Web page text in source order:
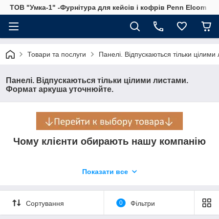
ТОВ "Умка-1" -Фурнітура для кейсів і кофрів Penn Elcom
Товари та послуги Панелі. Відпускаються тільки
Панелі. Відпускаються тільки цілими листами.
Формат аркуша уточнюйте.
Чому клієнти обирають нашу компанію
Більше 23 років, сумлінно, якісно і своєчасно виконуємо
Бездоганна якість
Показати все
Сортування 0 Фільтри